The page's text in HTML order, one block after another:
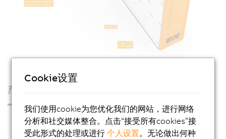
产品
工业PC
Automation PC 50A
Cookie设置
我们使用cookie为您优化我们的网站，进行网络
分析和社交媒体整合。点击“接受所有cookies”接
受此形式的处理或进行个人设置。无论做出何种